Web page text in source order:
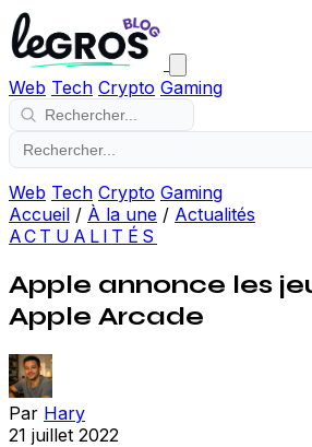
Web Tech Crypto Gaming
Web Tech Crypto Gaming
Accueil / À la une / Actualités
ACTUALITÉS
Apple annonce les
Apple Arcade
Par Hary
21 juillet 2022